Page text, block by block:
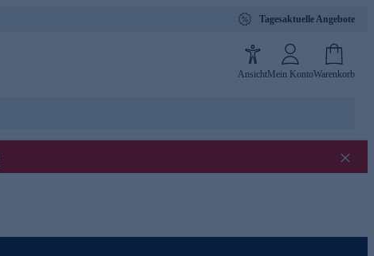
Tagesaktuelle Angebote
AnsichtMein KontoWarenkorb